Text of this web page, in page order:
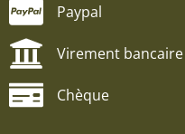
Paypal
Virement bancaire
Chèque